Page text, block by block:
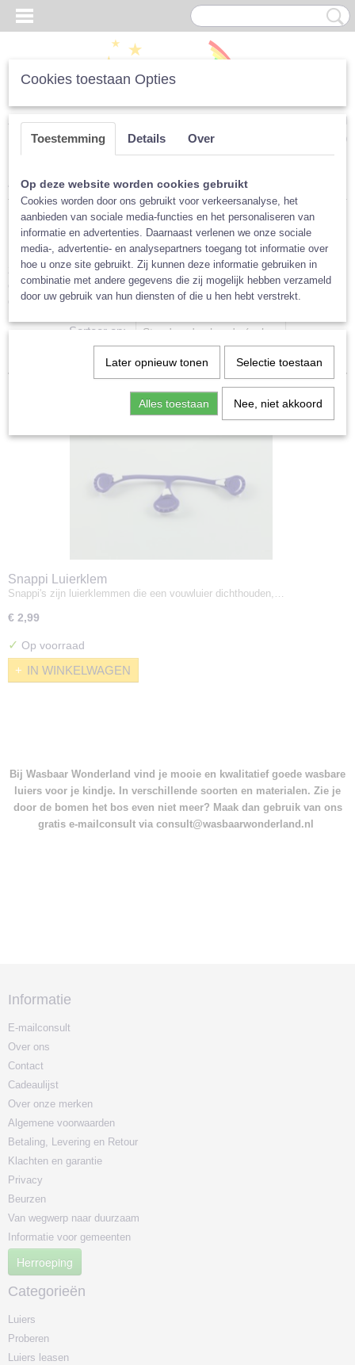
Inloggen Registreren
(0)
Home >Luiers>Accessoires >Luierhaakjes/Snappi's
Luierhaakjes
Luierhaakjes worden gebruikt om vouwluiers om je kindje vast te
zetten. Op deze manier maak je van een prefold of een hydrofiel
een volwaardige luier. Altijd handig om in huis te hebben, omdat je
op deze manier van elke doek een luier kan maken.
Sorteer op:
Snappi Luierklem
Snappi's zijn luierklemmen die een vouwluier dichthouden,…
€ 2,99
✓ Op voorraad
IN WINKELWAGEN
Bij Wasbaar Wonderland vind je mooie en kwalitatief goede wasbare
luiers voor je kindje. In verschillende soorten en materialen. Zie je
door de bomen het bos even niet meer? Maak dan gebruik van ons
gratis e-mailconsult via consult@wasbaarwonderland.nl
Informatie
E-mailconsult
Over ons
Contact
Cadeaulijst
Over onze merken
Algemene voorwaarden
Betaling, Levering en Retour
Klachten en garantie
Privacy
Beurzen
Van wegwerp naar duurzaam
Informatie voor gemeenten
Herroeping
Categorieën
Luiers
Proberen
Luiers leasen
Cookies toestaan Opties
Toestemming Details Over
Op deze website worden cookies gebruikt
Cookies worden door ons gebruikt voor verkeersanalyse, het
aanbieden van sociale media-functies en het personaliseren van
informatie en advertenties. Daarnaast verlenen we onze sociale
media-, advertentie- en analysepartners toegang tot informatie over
hoe u onze site gebruikt. Zij kunnen deze informatie gebruiken in
combinatie met andere gegevens die zij mogelijk hebben verzameld
door uw gebruik van hun diensten of die u hen hebt verstrekt.
Later opnieuw tonen Selectie toestaan
Alles toestaan Nee, niet akkoord